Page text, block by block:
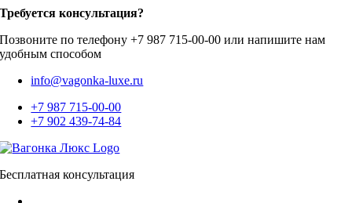
Требуется консультация?
Позвоните по телефону +7 987 715-00-00 или напишите нам
удобным способом
info@vagonka-luxe.ru
+7 987 715-00-00
+7 902 439-74-84
Бесплатная консультация